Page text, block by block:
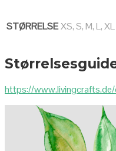
STØRRELSEXS, S, M, L, XL
https://